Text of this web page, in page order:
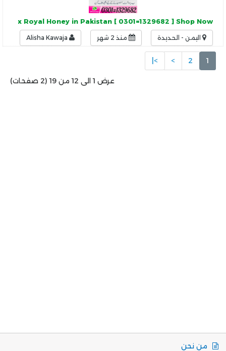
Royal Honey in Pakistan [ 0301=1329682 ] Shop Now !
اليمن - الحديدة منذ 2 شهر
1
2
>
>|
عرض 1 الى 12 من 19 (2 صفحات)
من نحن